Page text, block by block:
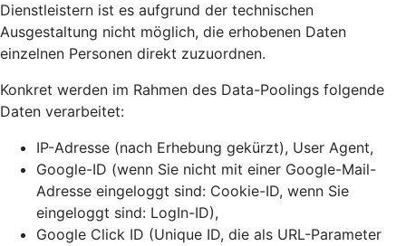
Dienstleistern ist es aufgrund der technischen
Ausgestaltung nicht möglich, die erhobenen Daten
einzelnen Personen direkt zuzuordnen.
Konkret werden im Rahmen des Data-Poolings folgende
Daten verarbeitet:
IP-Adresse (nach Erhebung gekürzt), User Agent,
Google-ID (wenn Sie nicht mit einer Google-Mail-
Adresse eingeloggt sind: Cookie-ID, wenn Sie
eingeloggt sind: LogIn-ID),
Google Click ID (Unique ID, die als URL-Parameter